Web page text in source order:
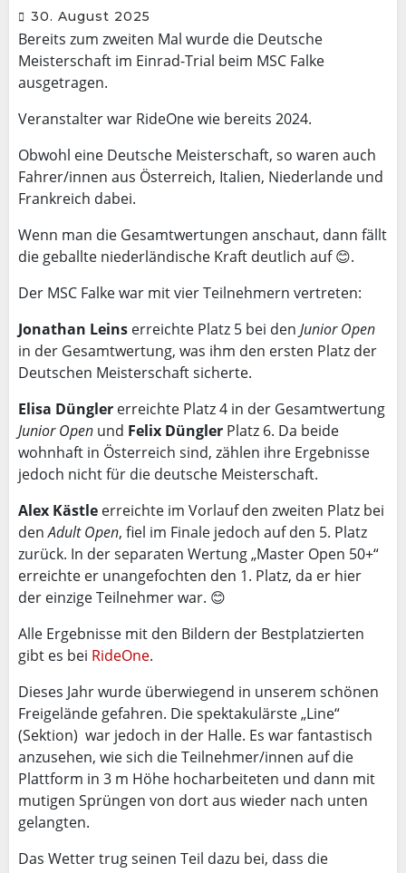
30. August 2025
Bereits zum zweiten Mal wurde die Deutsche
Meisterschaft im Einrad-Trial beim MSC Falke
ausgetragen.
Veranstalter war RideOne wie bereits 2024.
Obwohl eine Deutsche Meisterschaft, so waren auch
Fahrer/innen aus Österreich, Italien, Niederlande und
Frankreich dabei.
Wenn man die Gesamtwertungen anschaut, dann fällt
die geballte niederländische Kraft deutlich auf 😊.
Der MSC Falke war mit vier Teilnehmern vertreten:
Jonathan Leins erreichte Platz 5 bei den Junior Open
in der Gesamtwertung, was ihm den ersten Platz der
Deutschen Meisterschaft sicherte.
Elisa Düngler erreichte Platz 4 in der Gesamtwertung
Junior Open und Felix Düngler Platz 6. Da beide
wohnhaft in Österreich sind, zählen ihre Ergebnisse
jedoch nicht für die deutsche Meisterschaft.
Alex Kästle erreichte im Vorlauf den zweiten Platz bei
denAdult Open, fiel im Finale jedoch auf den 5. Platz
zurück. In der separaten Wertung „Master Open 50+“
erreichte er unangefochten den 1. Platz, da er hier
der einzige Teilnehmer war. 😊
Alle Ergebnisse mit den Bildern der Bestplatzierten
gibt es bei RideOne.
Dieses Jahr wurde überwiegend in unserem schönen
Freigelände gefahren. Die spektakulärste „Line“
(Sektion) war jedoch in der Halle. Es war fantastisch
anzusehen, wie sich die Teilnehmer/innen auf die
Plattform in 3 m Höhe hocharbeiteten und dann mit
mutigen Sprüngen von dort aus wieder nach unten
gelangten.
Das Wetter trug seinen Teil dazu bei, dass die